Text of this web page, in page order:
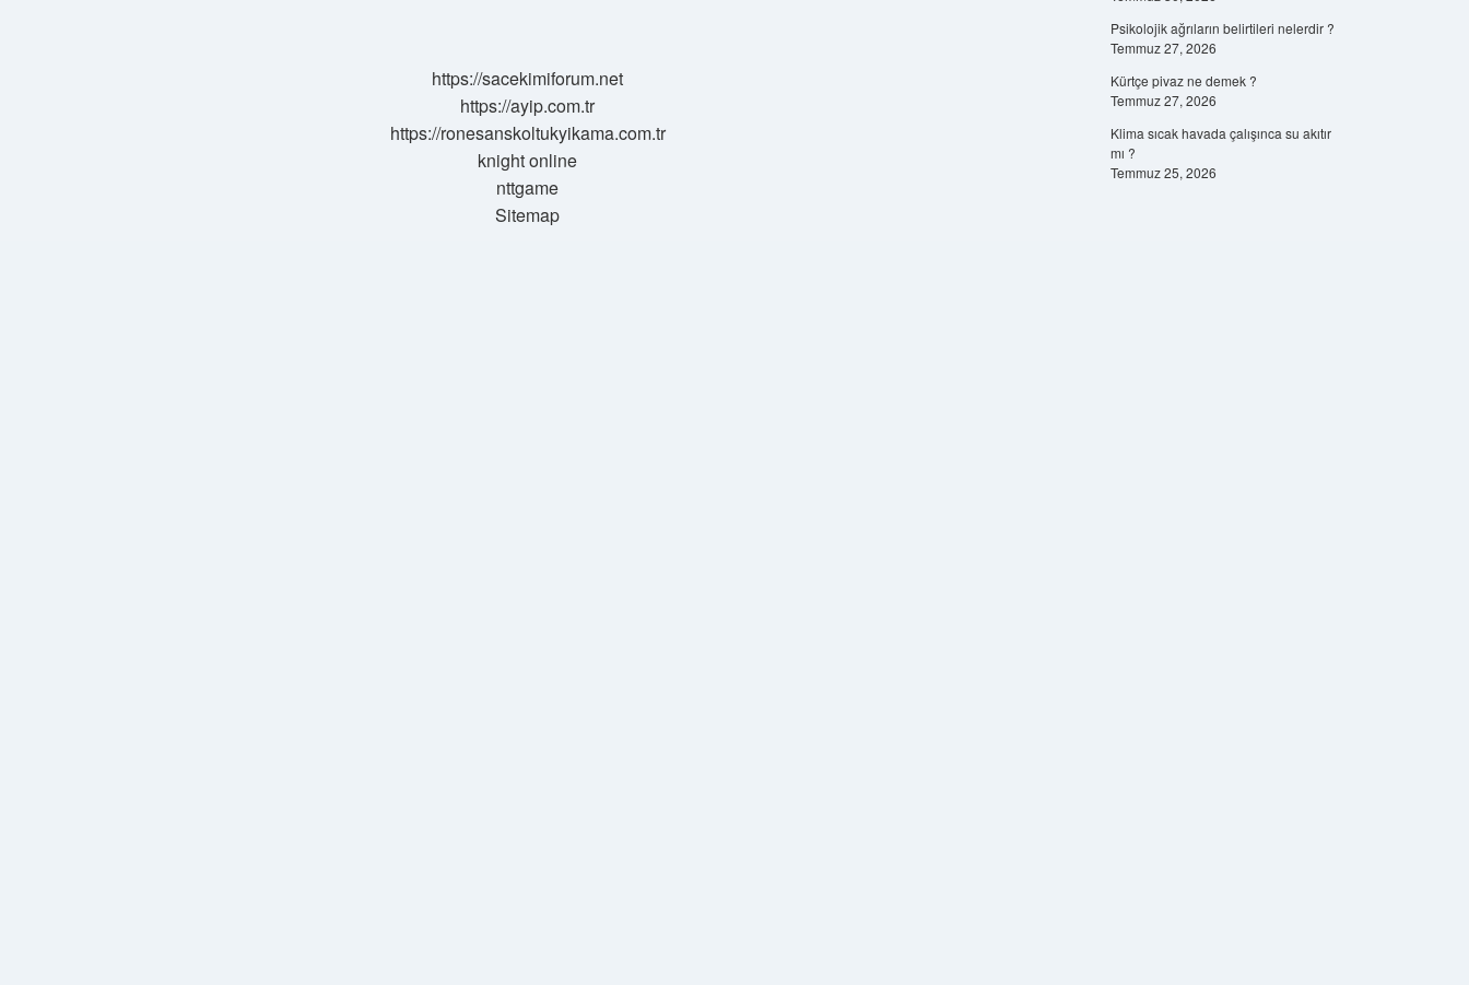
https://sacekimiforum.net
https://ayip.com.tr
https://ronesanskoltukyikama.com.tr
knight online
nttgame
Sitemap
Psikolojik ağrıların belirtileri nelerdir ?
Temmuz 27, 2026
Kürtçe pivaz ne demek ?
Temmuz 27, 2026
Klima sıcak havada çalışınca su akıtır
mı ?
Temmuz 25, 2026